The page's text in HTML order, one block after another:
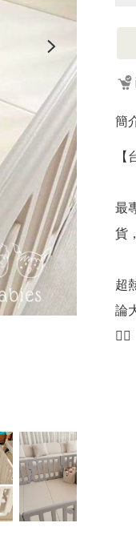
簡
最
貨
超
論